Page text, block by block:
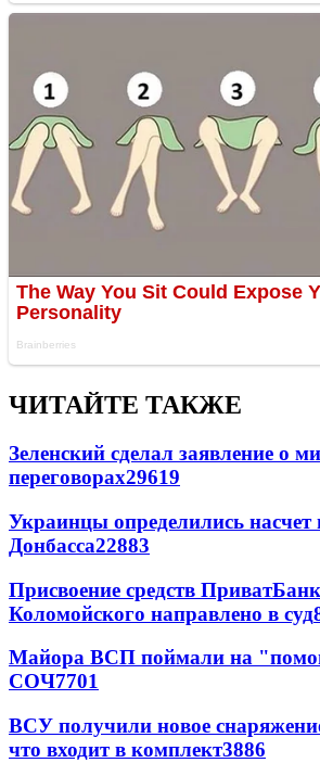
ЧИТАЙТЕ ТАКЖЕ
Зеленский сделал заявление о
переговорах29619
Украинцы определились насчет
Донбасса22883
Присвоение средств
Коломойского направлено в суд
Майора ВСП поймали на
СОЧ7701
ВСУ получили новое
что входит в комплект3886